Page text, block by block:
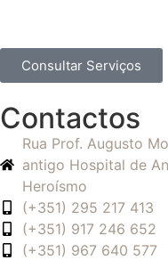
Consultar Serviços
Contactos
Rua Prof. Augusto
antigo Hospital de
Heroísmo
(+351) 295 217 413
(+351) 917 246 652
(+351) 967 640 577